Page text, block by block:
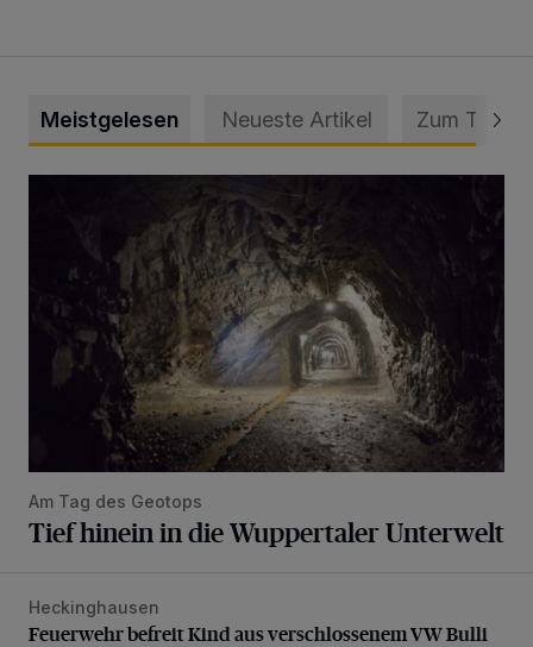
Meistgelesen Neueste Artikel Zum Thema
Am Tag des Geotops
Tief hinein in die Wuppertaler Unterwelt
Feuerwehr befreit Kind aus verschlossenem VW Bulli
Heckinghausen
Feuerwehr befreit Kind aus verschlossenem VW Bulli